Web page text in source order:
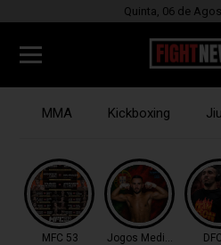
Quinta, 06 de
MMA Kickboxing
MFC 53 Jogos Mediterrâneo